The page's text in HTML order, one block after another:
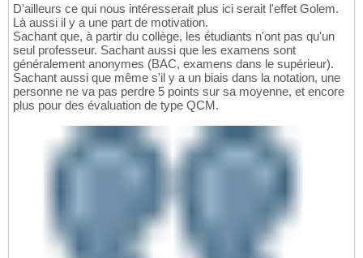
D'ailleurs ce qui nous intéresserait plus ici serait l'effet Golem.
Là aussi il y a une part de motivation.
Sachant que, à partir du collège, les étudiants n'ont pas qu'un
seul professeur. Sachant aussi que les examens sont
généralement anonymes (BAC, examens dans le supérieur).
Sachant aussi que même s'il y a un biais dans la notation, une
personne ne va pas perdre 5 points sur sa moyenne, et encore
plus pour des évaluation de type QCM.